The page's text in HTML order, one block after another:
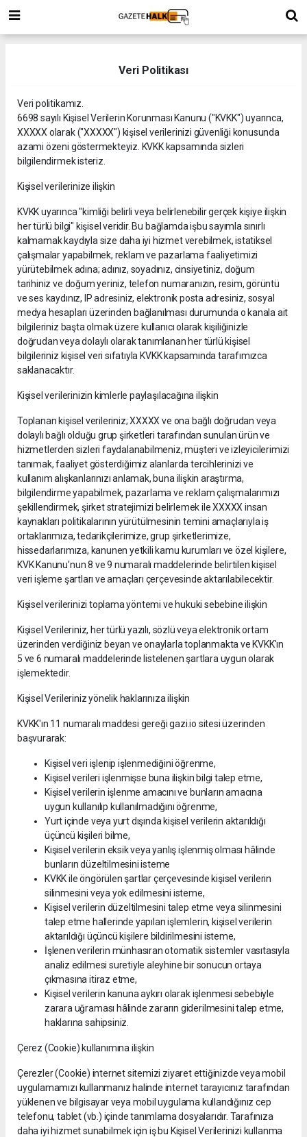
Veri Politikası
Veri politikamız.
6698 sayılı Kişisel Verilerin Korunması Kanunu ("KVKK") uyarınca,
XXXXX olarak ("XXXXX") kişisel verilerinizi güvenliği konusunda
azami özeni göstermekteyiz. KVKK kapsamında sizleri
bilgilendirmek isteriz.
Kişisel verilerinize ilişkin
KVKK uyarınca "kimliği belirli veya belirlenebilir gerçek kişiye ilişkin
her türlü bilgi" kişisel veridir. Bu bağlamda işbu sayımla sınırlı
kalmamak kaydıyla size daha iyi hizmet verebilmek, istatiksel
çalışmalar yapabilmek, reklam ve pazarlama faaliyetimizi
yürütebilmek adına; adınız, soyadınız, cinsiyetiniz, doğum
tarihiniz ve doğum yeriniz, telefon numaranızın, resim, görüntü
ve ses kaydınız, IP adresiniz, elektronik posta adresiniz, sosyal
medya hesapları üzerinden bağlanılması durumunda o kanala ait
bilgileriniz başta olmak üzere kullanıcı olarak kişiliğinizle
doğrudan veya dolaylı olarak tanımlanan her türlü kişisel
bilgileriniz kişisel veri sıfatıyla KVKK kapsamında tarafımızca
saklanacaktır.
Kişisel verilerinizin kimlerle paylaşılacağına ilişkin
Toplanan kişisel verileriniz; XXXXX ve ona bağlı doğrudan veya
dolaylı bağlı olduğu grup şirketleri tarafından sunulan ürün ve
hizmetlerden sizleri faydalanabilmeniz, müşteri ve izleyicilerimizi
tanımak, faaliyet gösterdiğimiz alanlarda tercihlerinizi ve
kullanım alışkanlarınızı anlamak, buna ilişkin araştırma,
bilgilendirme yapabilmek, pazarlama ve reklam çalışmalarımızı
şekillendirmek, şirket stratejimizi belirlemek ile XXXXX insan
kaynakları politikalarının yürütülmesinin temini amaçlarıyla iş
ortaklarımıza, tedarikçilerimize, grup şirketlerimize,
hissedarlarımıza, kanunen yetkili kamu kurumları ve özel kişilere,
KVK Kanunu'nun 8 ve 9 numaralı maddelerinde belirtilen kişisel
veri işleme şartları ve amaçları çerçevesinde aktarılabilecektir.
Kişisel verilerinizi toplama yöntemi ve hukuki sebebine ilişkin
Kişisel Verileriniz, her türlü yazılı, sözlü veya elektronik ortam
üzerinden verdiğiniz beyan ve onaylarla toplanmakta ve KVKK'ın
5 ve 6 numaralı maddelerinde listelenen şartlara uygun olarak
işlemektedir.
Kişisel Verileriniz yönelik haklarınıza ilişkin
KVKK'ın 11 numaralı maddesi gereği gazi.io sitesi üzerinden
başvurarak:
Kişisel veri işlenip işlenmediğini öğrenme,
Kişisel verileri işlenmişse buna ilişkin bilgi talep etme,
Kişisel verilerin işlenme amacını ve bunların amacına
uygun kullanılıp kullanılmadığını öğrenme,
Yurt içinde veya yurt dışında kişisel verilerin aktarıldığı
üçüncü kişileri bilme,
Kişisel verilerin eksik veya yanlış işlenmiş olması hâlinde
bunların düzeltilmesini isteme
KVKK ile öngörülen şartlar çerçevesinde kişisel verilerin
silinmesini veya yok edilmesini isteme,
Kişisel verilerin düzeltilmesini talep etme veya silinmesini
talep etme hallerinde yapılan işlemlerin, kişisel verilerin
aktarıldığı üçüncü kişilere bildirilmesini isteme,
İşlenen verilerin münhasıran otomatik sistemler vasıtasıyla
analiz edilmesi suretiyle aleyhine bir sonucun ortaya
çıkmasına itiraz etme,
Kişisel verilerin kanuna aykırı olarak işlenmesi sebebiyle
zarara uğraması hâlinde zararın giderilmesini talep etme,
haklarına sahipsiniz.
Çerez (Cookie) kullanımına ilişkin
Çerezler (Cookie) internet sitemizi ziyaret ettiğinizde veya mobil
uygulamamızı kullanmanız halinde internet tarayıcınız tarafından
yüklenen ve bilgisayar veya mobil uygulama kullandığınız cep
telefonu, tablet (vb.) içinde tanımlama dosyalarıdır. Tarafınıza
daha iyi hizmet sunabilmek için iş bu Kişisel Verilerinizi kullanma